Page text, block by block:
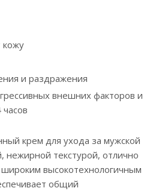
кожу
и раздражения
внешних факторов и
крем для ухода за мужской
нежирной текстурой, отлично
высокотехнологичным
общий